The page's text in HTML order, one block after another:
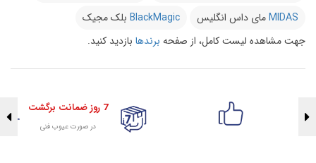
MIDASمای داس انگلیس BlackMagic بلک مجیک
جهت مشاهده لیست کامل، از صفحه برندها بازدید کنید.
7 روز ضمانت برگشت
در صورت عیوب فنی